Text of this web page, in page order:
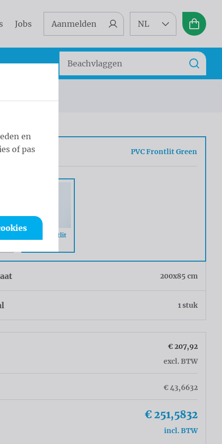
Jobs Aanmelden NL
Zoeken
Zoek
PVC Frontlit Green
PVC Frontlit
200x85 cm
1 stuk
€ 207,92
excl. BTW
€ 43,6632
€ 251,5832
incl. BTW
en
of pas